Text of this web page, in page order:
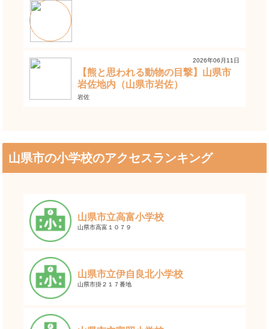
2026年06月11日
【熊と思われる動物の目撃】山県市
岩佐地内（山県市岩佐）
岩佐
山県市の小学校のアクセスランキング
山県市立高富小学校
山県市高富１０７９
山県市立伊自良北小学校
山県市掛２１７番地